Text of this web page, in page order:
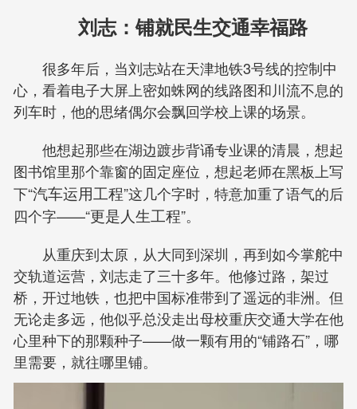
刘志：铺就民生交通幸福路
很多年后，当刘志站在天津地铁3号线的控制中
心，看着电子大屏上密如蛛网的线路图和川流不息的
列车时，他的思绪偶尔会飘回学校上课的场景。
他想起那些在湖边踱步背诵专业课的清晨，想起
图书馆里那个靠窗的固定座位，想起老师在黑板上写
下“汽车运用工程”这几个字时，特意加重了语气的后
四个字——“更是人生工程”。
从重庆到太原，从大同到深圳，再到如今掌舵中
交轨道运营，刘志走了三十多年。他修过路，架过
桥，开过地铁，也把中国标准带到了遥远的非洲。但
无论走多远，他似乎总没走出母校重庆交通大学在他
心里种下的那颗种子——做一颗有用的“铺路石”，哪
里需要，就往哪里铺。